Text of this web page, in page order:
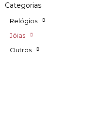
Categorias
Relógios
Jóias
Outros